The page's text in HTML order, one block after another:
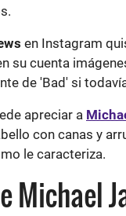
en Instagram
su cuenta
de 'Bad' si
apreciar a
con canas y
le caracteriza.
Michael